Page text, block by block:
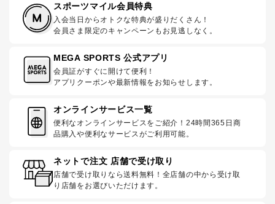
スポーツマイル会員特典
入会当日からオトクな特典が盛りだくさん！
会員さま限定のキャンペーンもお見逃しなく。
MEGA SPORTS 公式アプリ
会員証がすぐに開けて便利！
アプリクーポンや最新情報をお知らせします。
オンラインサービス一覧
便利なオンラインサービスをご紹介！24時間365日商
品購入や便利なサービスがご利用可能。
ネットで注文 店舗で受け取り
店舗で受け取りなら送料無料！全店舗の中から受け取
り店舗をお選びいただけます。